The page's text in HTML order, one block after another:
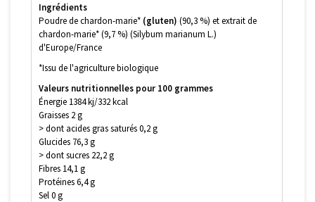
Ingrédients
Poudre de chardon-marie* (gluten) (90,3 %) et extrait de
chardon-marie* (9,7 %) (Silybum marianum L.)
d'Europe/France
*Issu de l'agriculture biologique
Valeurs nutritionnelles pour 100 grammes
Énergie 1384 kj/332 kcal
Graisses 2 g
> dont acides gras saturés 0,2 g
Glucides 76,3 g
> dont sucres 22,2 g
Fibres 14,1 g
Protéines 6,4 g
Sel 0 g